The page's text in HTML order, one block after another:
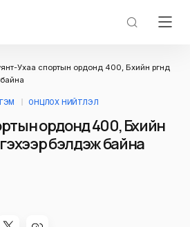
Ухаа спортын ордонд 400, Бөхийн өргөөнд
ОНЦЛОХ НИЙТЛЭЛ
ордонд 400, Бөхийн
бэлдэж байна